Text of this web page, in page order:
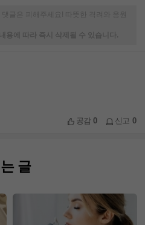
글은 피해주세요! 따뜻한 격려와 응원
용에 따라 즉시 삭제될 수 있습니다.
공감0 신고 0
글